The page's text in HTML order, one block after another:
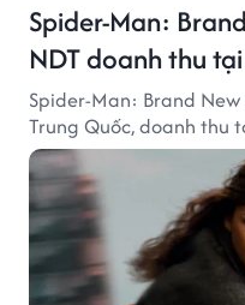
Spider-Man:
NDT doanh thu
Spider-Man: Brand
Trung Quốc, doanh thu